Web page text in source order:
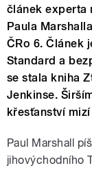
článek experta
Paula
ČRo 6. Článek
Standard a
se stala kniha
Jenkinse.
křesťanství
Paul Marshall
jihovýchodního